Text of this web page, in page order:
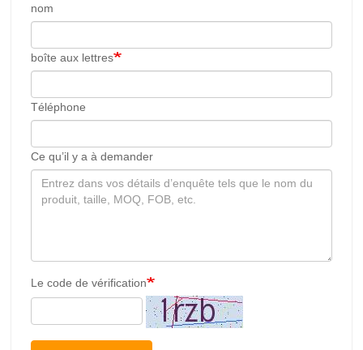
nom
boîte aux lettres
Téléphone
Ce qu’il y a à demander
Le code de vérification